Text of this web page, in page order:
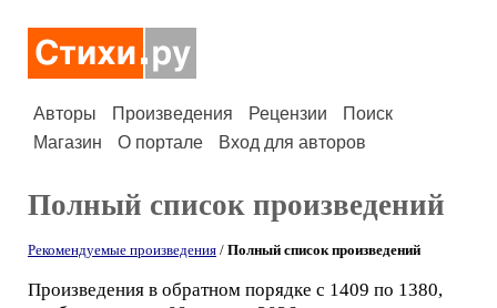
Авторы Произведения Рецензии
Поиск
Магазин
О портале Вход для авторов
Полный список произведений
Рекомендуемые произведения / Полный список произведений
Произведения в обратном порядке с 1409 по 1380,